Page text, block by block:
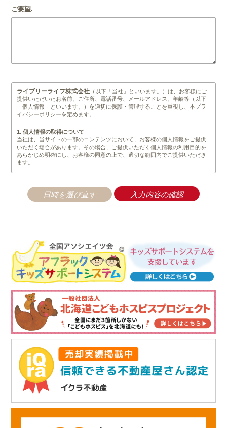
ご要望.
ライブリーライフ株式会社 （以下「当社」といいます。）は、お客様にご
提供いただいたお名前、ご住所、電話番号、メールアドレス、年齢等（以下
「個人情報」といいます。）を適切に保護・管理することを重視し、本プラ
イバシーポリシーを定めます。
1. 個人情報の取得について
当社は、当サイトの一部のコンテンツにおいて、お客様の個人情報をご提供
いただく場合があります。その場合、ご提供いただく個人情報の利用目的を
あらかじめ明確にし、お客様の同意の上で、適切な範囲内でご提供いただき
ます。
当社は、不正なアクセスや情報の紛失、破綻、改竄、漏洩等が生じぬよう安
全管理を徹底します。業務の一部として、個人情報の取り扱いを業者へ委託
する場合がありますが、秘密保持契約を結んだ上で、委託業者の監督は、当
3. 個人情報の利用について
当社は、取得等の際に示した利用目的の範囲内で、かつ業務の遂行上必要な
限度内で、個人情報を利用します。個人情報の取り扱いを第三者に委託する
場合は、当該第三者に秘密を厳守するよう契約を締結し、その責任の所在を
明確にし、個人情報の安全管理のために必要かつ適切な監督を行います。
4. 個人情報の第三者提供について
当社は、原則として以下に定める場合を除き、個人情報を第三者に提供しま
せん。
・ お客様の同意がある場合
・ 個人情報保護法その他法令に定めのある場合
5. 個人情報に関するお問い合わせ（訂正・開示・削除）について
当社は、お客様がご自身の個人情報について、開示・訂正・利用停止・消去
を申し出られた場合は速やかに対応します。
6. 個人情報保護関連規程の制定・実施・改善
当社は、上記の方針を徹底するため、これを全職員並びに関係者に周知・実
施し、本プライバシーポリシーの内容を継続的に見直し、改善に努めます。
ライブリーライフ株式会社